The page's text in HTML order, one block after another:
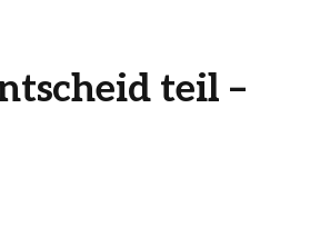
teil –